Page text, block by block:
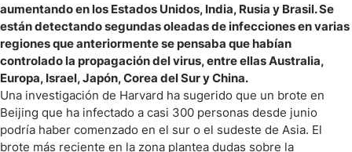
aumentando en los Estados Unidos, India, Rusia y Brasil. Se
están detectando segundas oleadas de infecciones en varias
regiones que anteriormente se pensaba que habían
controlado la propagación del virus, entre ellas Australia,
Europa, Israel, Japón, Corea del Sur y China.
Una investigación de Harvard ha sugerido que un brote en
Beijing que ha infectado a casi 300 personas desde junio
podría haber comenzado en el sur o el sudeste de Asia. El
brote más reciente en la zona plantea dudas sobre la